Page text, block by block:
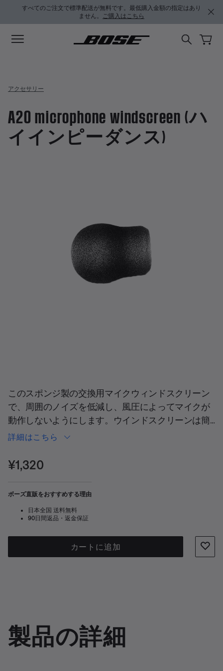
メインコンテンツに移動
サポートチャットに移動する
フッターコンテンツに移動
アクセシビリティ声明に移動する
すべてのご注文で標準配送が無料です。最低購入金額の指定はあり
ません。 ご購入はこちら
アクセサリー
A20 microphone windscreen (ハ
イインピーダンス)
このスポンジ製の交換用マイクウィンドスクリーン
で、周囲のノイズを低減し、風圧によってマイクが
動作しないようにします。ウインドスクリーンは簡
単に交換でき、ヘッドセットのマイクの上に素早く
クで固定します。
詳細はこちら
価格:
¥1,320
ボーズ直販をおすすめする理由
日本全国 送料無料
90日間返品・返金保証
カートに追加
製品の詳細